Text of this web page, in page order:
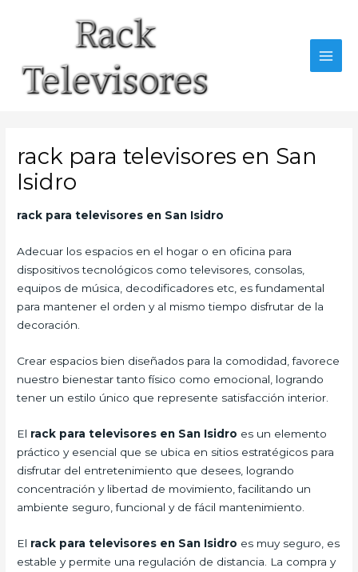
rack para televisores en San
Isidro
rack para televisores en San Isidro
Adecuar los espacios en el hogar o en oficina para
dispositivos tecnológicos como televisores, consolas,
equipos de música, decodificadores etc, es fundamental
para mantener el orden y al mismo tiempo disfrutar de la
decoración.
Crear espacios bien diseñados para la comodidad, favorece
nuestro bienestar tanto físico como emocional, logrando
tener un estilo único que represente satisfacción interior.
El rack para televisores en San Isidro es un elemento
práctico y esencial que se ubica en sitios estratégicos para
disfrutar del entretenimiento que desees, logrando
concentración y libertad de movimiento, facilitando un
ambiente seguro, funcional y de fácil mantenimiento.
El rack para televisores en San Isidro es muy seguro, es
estable y permite una regulación de distancia. La compra y